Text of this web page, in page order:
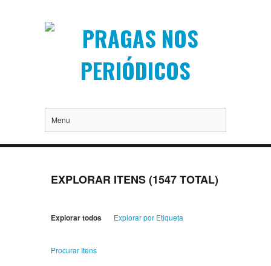
Menu
EXPLORAR ITENS (1547 TOTAL)
Explorar todos Explorar por Etiqueta
Procurar Itens